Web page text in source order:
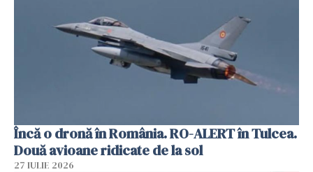
Încă o dronă în România. RO-ALERT în Tulcea.
Două avioane ridicate de la sol
27 IULIE 2026